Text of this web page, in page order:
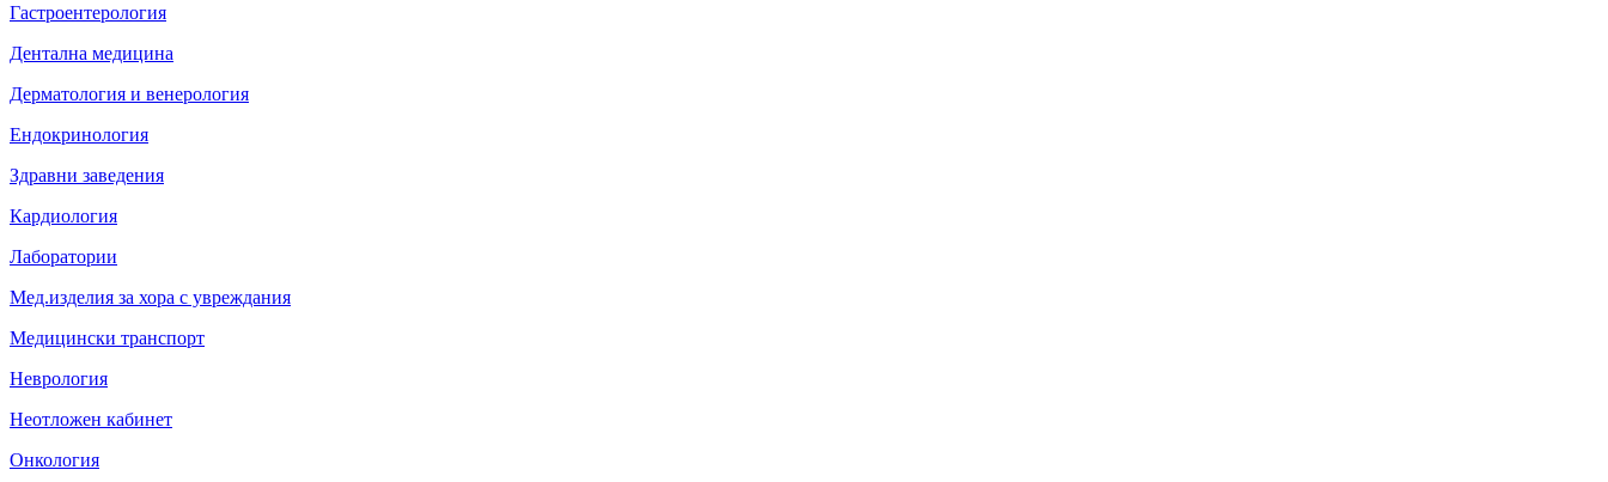
Гастроентерология
Дентална медицина
Дерматология и венерология
Ендокринология
Здравни заведения
Кардиология
Лаборатории
Мед.изделия за хора с увреждания
Медицински транспорт
Неврология
Неотложен кабинет
Онкология